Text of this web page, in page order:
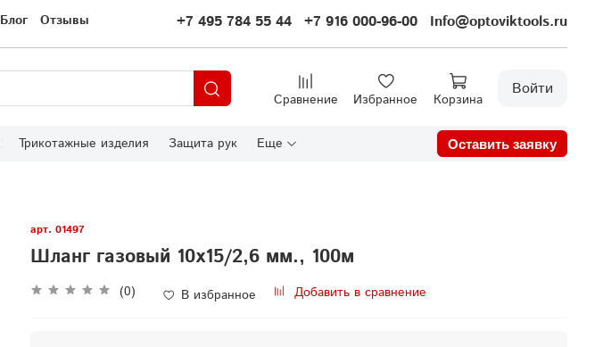
Блог Отзывы +7 495 784 55 44 +7 916 000-96-00 Info@optoviktools.ru
Сравнение Избранное Корзина
Войти
Трикотажные изделия Защита рук Еще Оставить заявку
арт. 01497
Шланг газовый 10х15/2,6 мм., 100м
(0) В избранное Добавить в сравнение